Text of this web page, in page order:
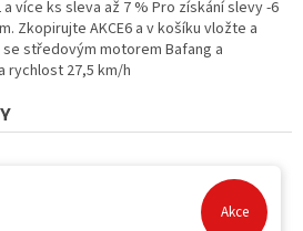
více ks sleva až 7 % Pro získání slevy -6
Zkopirujte AKCE6 a v košíku vložte a
středovým motorem Bafang a
rychlost 27,5 km/h
Akce